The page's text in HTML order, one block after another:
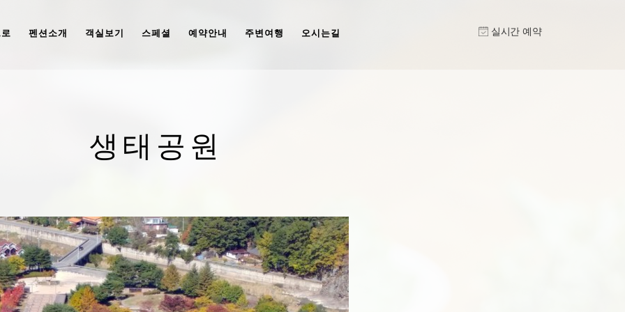
펜션소개 객실보기 스페셜 예약안내 주변여행 오시는길 실시간 예약
생태공원